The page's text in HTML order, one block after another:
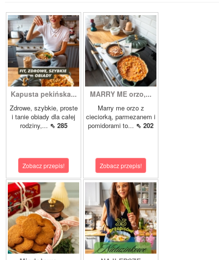
Kapusta pekińska...
Zdrowe, szybkie, proste
i tanie obiady dla całej
rodziny,... ⇖ 285
Zobacz przepis!
MARRY ME orzo,...
Marry me orzo z
cieciorką, parmezanem i
pomidorami to... ⇖ 202
Zobacz przepis!